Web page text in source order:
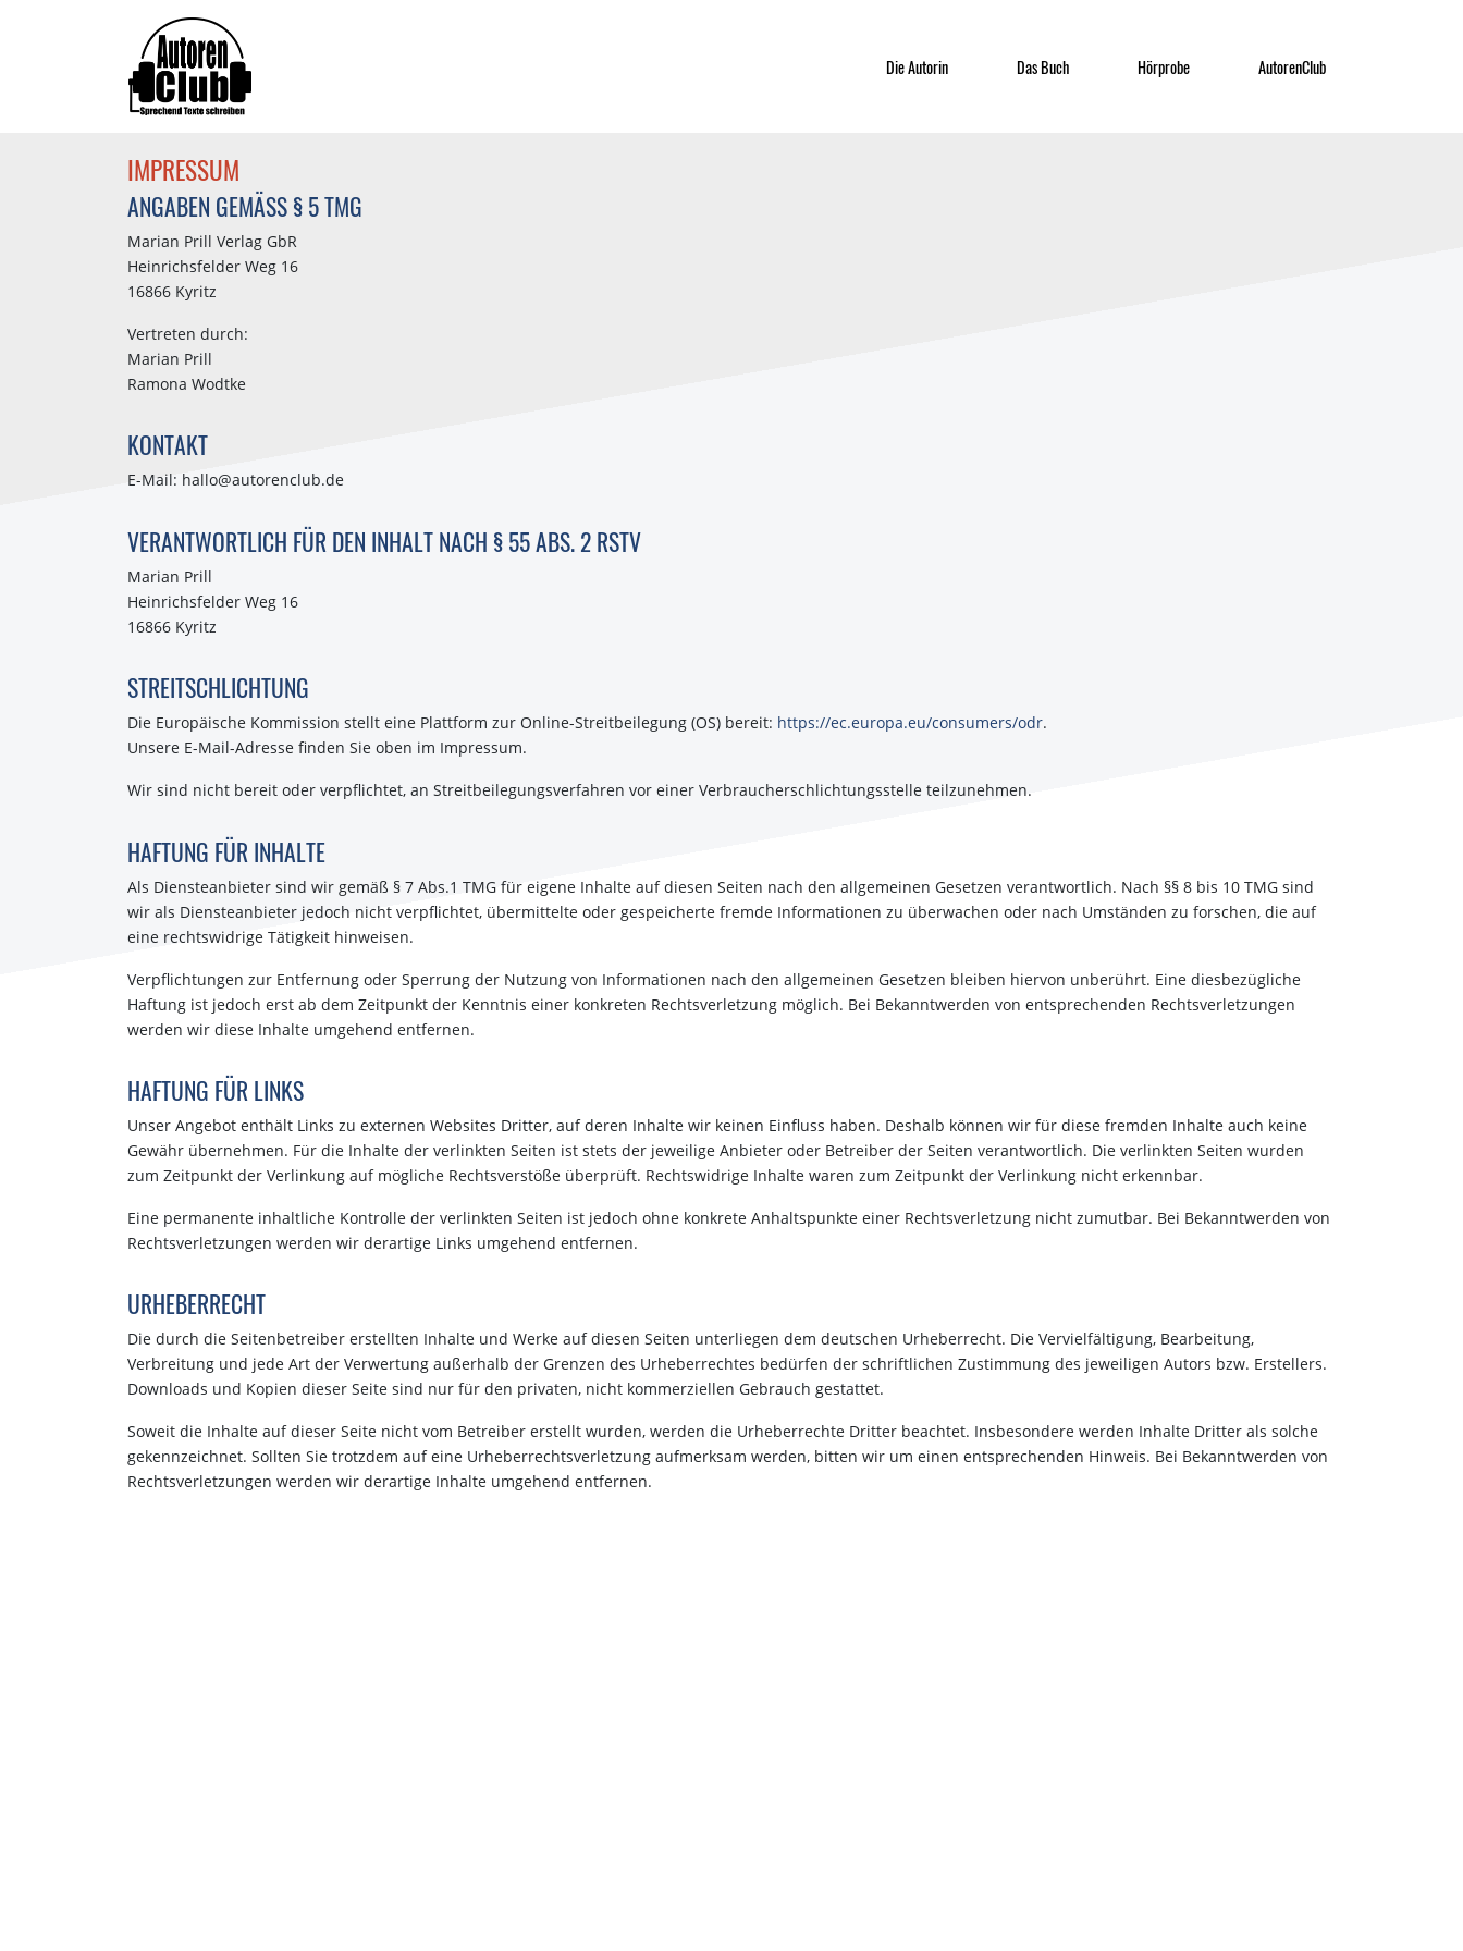
Die Autorin Das Buch Hörprobe AutorenClub
IMPRESSUM
ANGABEN GEMÄSS § 5 TMG
Marian Prill Verlag GbR
Heinrichsfelder Weg 16
16866 Kyritz
Vertreten durch:
Marian Prill
Ramona Wodtke
KONTAKT
E-Mail: hallo@autorenclub.de
VERANTWORTLICH FÜR DEN INHALT NACH § 55 ABS. 2 RSTV
Marian Prill
Heinrichsfelder Weg 16
16866 Kyritz
STREITSCHLICHTUNG
Die Europäische Kommission stellt eine Plattform zur Online-Streitbeilegung (OS) bereit: https://ec.europa.eu/consumers/odr.
Unsere E-Mail-Adresse finden Sie oben im Impressum.
Wir sind nicht bereit oder verpflichtet, an Streitbeilegungsverfahren vor einer Verbraucherschlichtungsstelle teilzunehmen.
HAFTUNG FÜR INHALTE
Als Diensteanbieter sind wir gemäß § 7 Abs.1 TMG für eigene Inhalte auf diesen Seiten nach den allgemeinen Gesetzen verantwortlich. Nach §§ 8 bis 10 TMG sind
wir als Diensteanbieter jedoch nicht verpflichtet, übermittelte oder gespeicherte fremde Informationen zu überwachen oder nach Umständen zu forschen, die auf
eine rechtswidrige Tätigkeit hinweisen.
Verpflichtungen zur Entfernung oder Sperrung der Nutzung von Informationen nach den allgemeinen Gesetzen bleiben hiervon unberührt. Eine diesbezügliche
Haftung ist jedoch erst ab dem Zeitpunkt der Kenntnis einer konkreten Rechtsverletzung möglich. Bei Bekanntwerden von entsprechenden Rechtsverletzungen
werden wir diese Inhalte umgehend entfernen.
HAFTUNG FÜR LINKS
Unser Angebot enthält Links zu externen Websites Dritter, auf deren Inhalte wir keinen Einfluss haben. Deshalb können wir für diese fremden Inhalte auch keine
Gewähr übernehmen. Für die Inhalte der verlinkten Seiten ist stets der jeweilige Anbieter oder Betreiber der Seiten verantwortlich. Die verlinkten Seiten wurden
zum Zeitpunkt der Verlinkung auf mögliche Rechtsverstöße überprüft. Rechtswidrige Inhalte waren zum Zeitpunkt der Verlinkung nicht erkennbar.
Eine permanente inhaltliche Kontrolle der verlinkten Seiten ist jedoch ohne konkrete Anhaltspunkte einer Rechtsverletzung nicht zumutbar. Bei Bekanntwerden von
Rechtsverletzungen werden wir derartige Links umgehend entfernen.
URHEBERRECHT
Die durch die Seitenbetreiber erstellten Inhalte und Werke auf diesen Seiten unterliegen dem deutschen Urheberrecht. Die Vervielfältigung, Bearbeitung,
Verbreitung und jede Art der Verwertung außerhalb der Grenzen des Urheberrechtes bedürfen der schriftlichen Zustimmung des jeweiligen Autors bzw. Erstellers.
Downloads und Kopien dieser Seite sind nur für den privaten, nicht kommerziellen Gebrauch gestattet.
Soweit die Inhalte auf dieser Seite nicht vom Betreiber erstellt wurden, werden die Urheberrechte Dritter beachtet. Insbesondere werden Inhalte Dritter als solche
gekennzeichnet. Sollten Sie trotzdem auf eine Urheberrechtsverletzung aufmerksam werden, bitten wir um einen entsprechenden Hinweis. Bei Bekanntwerden von
Rechtsverletzungen werden wir derartige Inhalte umgehend entfernen.